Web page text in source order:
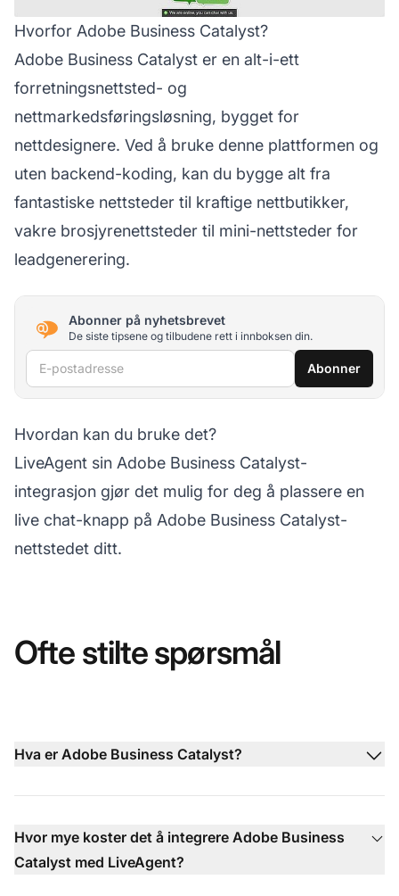
Hvorfor Adobe Business Catalyst?
Adobe Business Catalyst er en alt-i-ett
forretningsnettsted- og
nettmarkedsføringsløsning, bygget for
nettdesignere. Ved å bruke denne plattformen og
uten backend-koding, kan du bygge alt fra
fantastiske nettsteder til kraftige nettbutikker,
vakre brosjyrenettsteder til mini-nettsteder for
leadgenerering.
Abonner på nyhetsbrevet
De siste tipsene og tilbudene rett i innboksen din.
E-postadresse Abonner
Hvordan kan du bruke det?
LiveAgent sin Adobe Business Catalyst-
integrasjon gjør det mulig for deg å plassere en
live chat-knapp på Adobe Business Catalyst-
nettstedet ditt.
Ofte stilte spørsmål
Hva er Adobe Business Catalyst?
Hvor mye koster det å integrere Adobe Business
Catalyst med LiveAgent?